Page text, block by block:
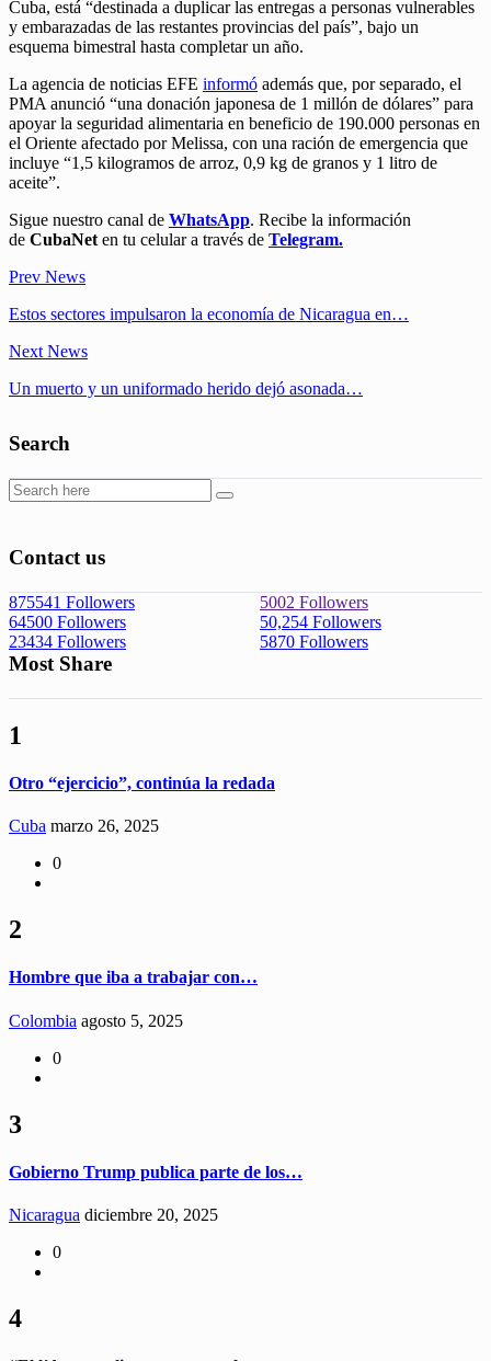
Cuba, está “destinada a duplicar las entregas a personas vulnerables
y embarazadas de las restantes provincias del país”, bajo un
esquema bimestral hasta completar un año.
La agencia de noticias EFE informó además que, por separado, el
PMA anunció “una donación japonesa de 1 millón de dólares” para
apoyar la seguridad alimentaria en beneficio de 190.000 personas en
el Oriente afectado por Melissa, con una ración de emergencia que
incluye “1,5 kilogramos de arroz, 0,9 kg de granos y 1 litro de
aceite”.
Sigue nuestro canal de WhatsApp. Recibe la información
de CubaNet en tu celular a través de Telegram.
Prev News
Estos sectores impulsaron la economía de Nicaragua en…
Next News
Un muerto y un uniformado herido dejó asonada…
Search
Contact us
875541 Followers 5002 Followers
64500 Followers 50,254 Followers
23434 Followers 5870 Followers
Most Share
1
Otro “ejercicio”, continúa la redada
Cuba marzo 26, 2025
0
2
Hombre que iba a trabajar con…
Colombia agosto 5, 2025
0
3
Gobierno Trump publica parte de los…
Nicaragua diciembre 20, 2025
0
4